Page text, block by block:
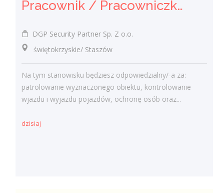
Pracownik / Pracowniczka Ochrony z Pozwoleniem na Broń
DGP Security Partner Sp. Z o.o.
świętokrzyskie/ Staszów
Na tym stanowisku będziesz odpowiedzialny/-a za:
patrolowanie wyznaczonego obiektu, kontrolowanie
wjazdu i wyjazdu pojazdów, ochronę osób oraz...
dzisiaj